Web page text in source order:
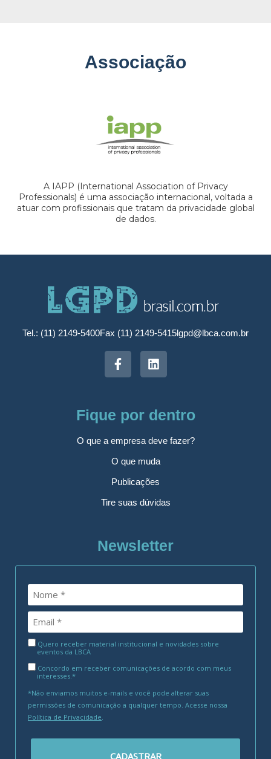
Associação
A IAPP (International Association of Privacy
Professionals) é uma associação internacional, voltada a
atuar com profissionais que tratam da privacidade global
de dados.
Tel.: (11) 2149-5400Fax (11) 2149-5415lgpd@lbca.com.br
Fique por dentro
O que a empresa deve fazer?
O que muda
Publicações
Tire suas dúvidas
Newsletter
Quero receber material institucional e novidades sobre
eventos da LBCA
Concordo em receber comunicações de acordo com meus
interesses.*
*Não enviamos muitos e-mails e você pode alterar suas
permissões de comunicação a qualquer tempo. Acesse nossa
Política de Privacidade.
CADASTRAR